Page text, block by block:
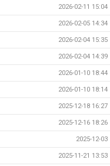
2026-02-11 15:04
2026-02-05 14:34
2026-02-04 15:35
2026-02-04 14:39
2026-01-10 18:44
2026-01-10 18:14
2025-12-18 16:27
2025-12-16 18:26
2025-12-03
2025-11-21 13:53